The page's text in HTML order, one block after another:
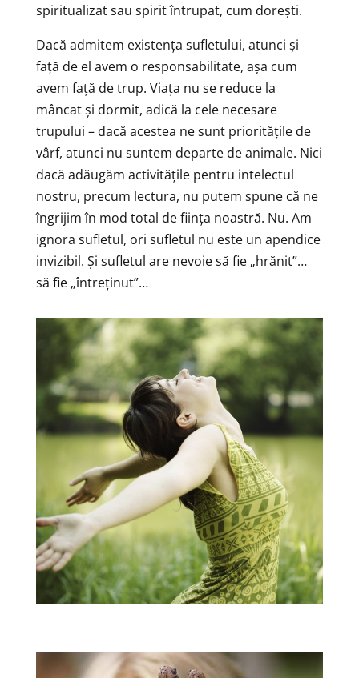
spiritualizat sau spirit întrupat, cum dorești.
Dacă admitem existența sufletului, atunci și
față de el avem o responsabilitate, așa cum
avem față de trup. Viața nu se reduce la
mâncat și dormit, adică la cele necesare
trupului – dacă acestea ne sunt prioritățile de
vârf, atunci nu suntem departe de animale. Nici
dacă adăugăm activitățile pentru intelectul
nostru, precum lectura, nu putem spune că ne
îngrijim în mod total de ființa noastră. Nu. Am
ignora sufletul, ori sufletul nu este un apendice
invizibil. Și sufletul are nevoie să fie „hrănit”…
să fie „întreținut”…